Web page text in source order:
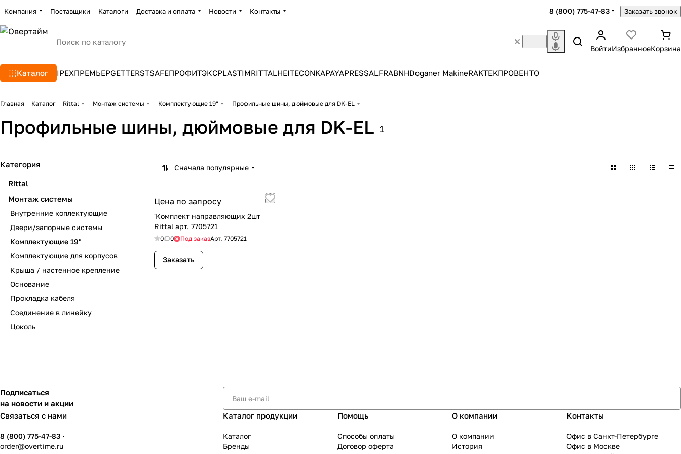
Компания Поставщики Каталоги Доставка и оплата Новости Контакты 8 (800) 775-47-83 Заказать звонок
ВойтиИзбранноеКорзина
Каталог IPEXПРЕМЬЕРGETTERSTSAFEПРОФИТЭКСPLASTIMRITTALHEITECONKAPAYAPRESSALFRABNHDoganer MakineRAKTEKПРОВЕНТО
Главная Каталог Rittal Монтаж системы Комплектующие 19" Профильные шины, дюймовые для DK-EL
Профильные шины, дюймовые для DK-EL 1
Сначала популярные
Цена по запросу
'Комплект направляющих 2шт
Rittal арт. 7705721
0 0 Под заказАрт. 7705721
Заказать
Категория
Rittal
Монтаж системы
Внутренние коплектующие
Двери/запорные системы
Комплектующие 19"
Комплектующие для корпусов
Крыша / настенное крепление
Основание
Прокладка кабеля
Соединение в линейку
Цоколь
Подписаться
на новости и акции
Связаться с нами
8 (800) 775-47-83
order@overtime.ru
Каталог продукции
Каталог
Бренды
Помощь
Способы оплаты
Договор оферта
О компании
О компании
История
Контакты
Офис в Санкт-Петербурге
Офис в Москве